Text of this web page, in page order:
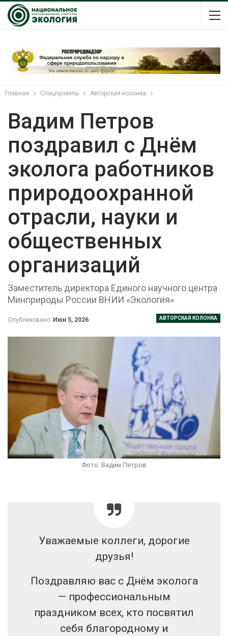
Главная Спецпроекты Авторская колонка
Вадим Петров
поздравил с Днём
эколога работников
природоохранной
отрасли, науки и
общественных
организаций
Заместитель директора Единого научного центра
Минприроды России ВНИИ «Экология»
АВТОРСКАЯ КОЛОНКА
Опубликовано Июн 5, 2026
Фото: Вадим Петров
Уважаемые коллеги, дорогие
друзья!
Поздравляю вас с Днём эколога
— профессиональным
праздником всех, кто посвятил
себя благородному и